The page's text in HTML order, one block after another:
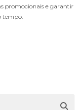
promocionais e garantir
tempo.